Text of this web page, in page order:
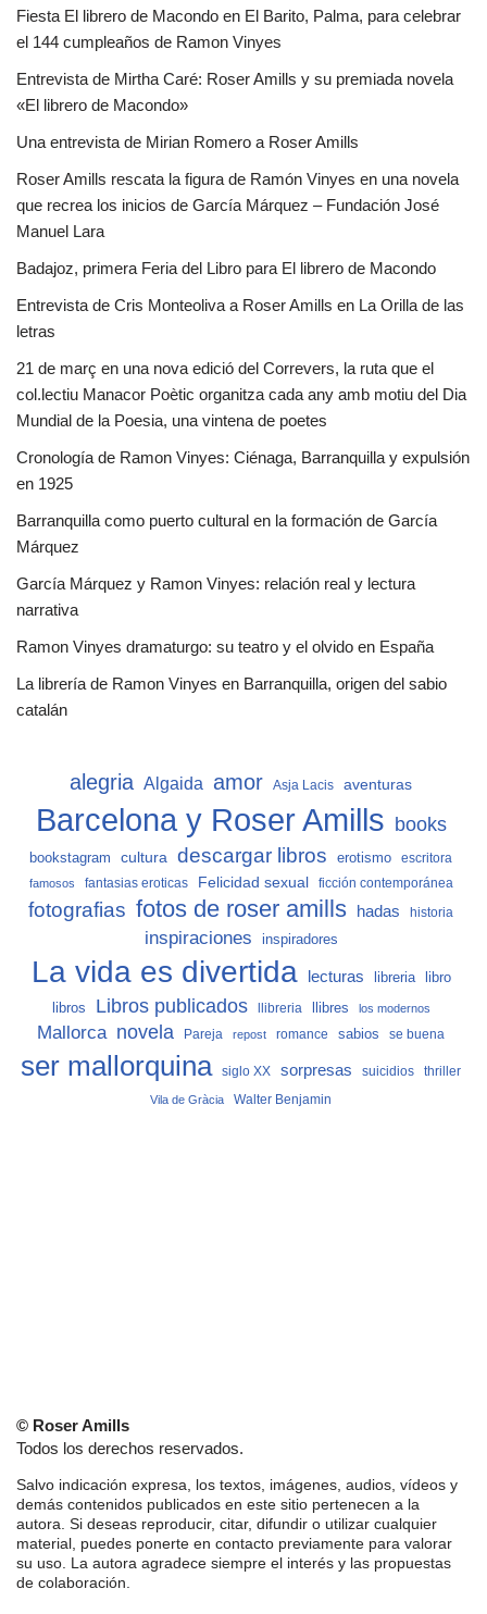
Fiesta El librero de Macondo en El Barito, Palma, para celebrar
el 144 cumpleaños de Ramon Vinyes
Entrevista de Mirtha Caré: Roser Amills y su premiada novela
«El librero de Macondo»
Una entrevista de Mirian Romero a Roser Amills
Roser Amills rescata la figura de Ramón Vinyes en una novela
que recrea los inicios de García Márquez – Fundación José
Manuel Lara
Badajoz, primera Feria del Libro para El librero de Macondo
Entrevista de Cris Monteoliva a Roser Amills en La Orilla de las
letras
21 de març en una nova edició del Correvers, la ruta que el
col.lectiu Manacor Poètic organitza cada any amb motiu del Dia
Mundial de la Poesia, una vintena de poetes
Cronología de Ramon Vinyes: Ciénaga, Barranquilla y expulsión
en 1925
Barranquilla como puerto cultural en la formación de García
Márquez
García Márquez y Ramon Vinyes: relación real y lectura
narrativa
Ramon Vinyes dramaturgo: su teatro y el olvido en España
La librería de Ramon Vinyes en Barranquilla, origen del sabio
catalán
alegria Algaida amor Asja Lacis aventuras
Barcelona y Roser Amills books
bookstagram cultura descargar libros erotismo escritora
famosos fantasias eroticas Felicidad sexual ficción contemporánea
fotografias fotos de roser amills hadas historia
inspiraciones inspiradores
La vida es divertida lecturas libreria
libro
libros
Libros publicados llibreria llibres los modernos
Mallorca novela Pareja repost romance sabios se buena
ser mallorquina siglo XX sorpresas suicidios thriller
Vila de Gràcia Walter Benjamin
© Roser Amills
Todos los derechos reservados.
Salvo indicación expresa, los textos, imágenes, audios, vídeos y
demás contenidos publicados en este sitio pertenecen a la
autora. Si deseas reproducir, citar, difundir o utilizar cualquier
material, puedes ponerte en contacto previamente para valorar
su uso. La autora agradece siempre el interés y las propuestas
de colaboración.